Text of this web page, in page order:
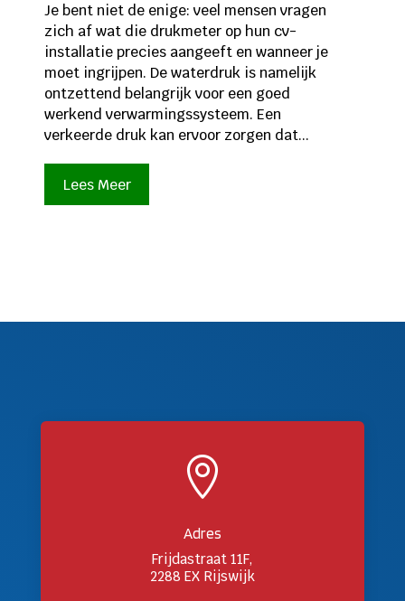
Je bent niet de enige: veel mensen vragen
zich af wat die drukmeter op hun cv-
installatie precies aangeeft en wanneer je
moet ingrijpen. De waterdruk is namelijk
ontzettend belangrijk voor een goed
werkend verwarmingssysteem. Een
verkeerde druk kan ervoor zorgen dat...
Lees Meer

Adres
Frijdastraat 11F,
2288 EX Rijswijk